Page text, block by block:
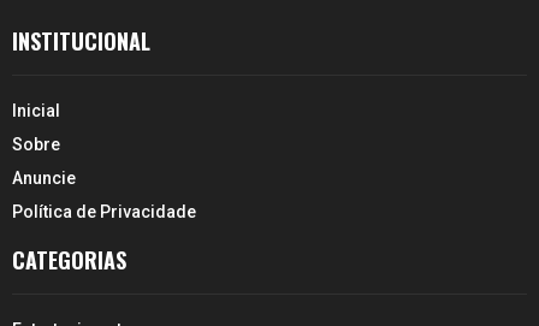
INSTITUCIONAL
Inicial
Sobre
Anuncie
Política de Privacidade
CATEGORIAS